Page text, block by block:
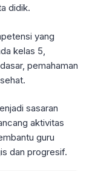
didik.
yang
kelas 5,
pemahaman
sasaran
aktivitas
guru
dan progresif.